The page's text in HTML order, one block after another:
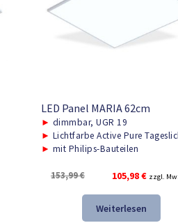
LED Panel MARIA 62cm
► dimmbar, UGR 19
► Lichtfarbe Active Pure
► mit Philips-Bauteilen
153,99€
Ursprünglicher
war:
105,98€ zzgl.
Weiterlesen